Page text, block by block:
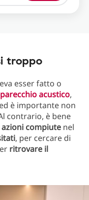
troppo
esser fatto o
acustico,
è importante non
contrario, è bene
azioni compiute nel
, per cercare di
ritrovare il